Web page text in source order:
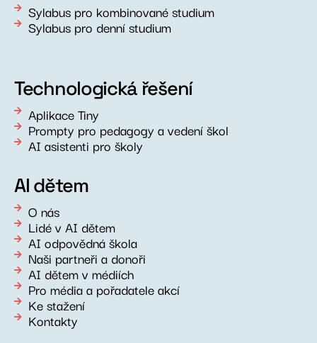
Sylabus pro kombinované studium
Sylabus pro denní studium
Technologická řešení
Aplikace Tiny
Prompty pro pedagogy a vedení škol
AI asistenti pro školy
AI dětem
O nás
Lidé v AI dětem
AI odpovědná škola
Naši partneři a donoři
AI dětem v médiích
Pro média a pořadatele akcí
Ke stažení
Kontakty